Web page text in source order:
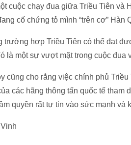
cuộc chạy đua giữa Triều Tiên và
cố chứng tỏ mình “trên cơ” Hàn
trường hợp Triều Tiên có thể đạt
là một sự vượt mặt trong cuộc đua
cũng cho rằng việc chính phủ
các hãng thông tấn quốc tế tham
quyền rất tự tin vào sức mạnh và